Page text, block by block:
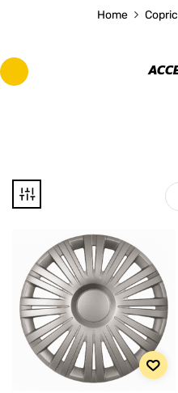
Home
12 26 40 53 67
Disponibile